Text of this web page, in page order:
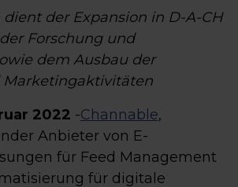
der Expansion in D-A-CH
Forschung und
dem Ausbau der
Marketingaktivitäten
2022 -Channable,
Anbieter von E-
für Feed Management
für digitale